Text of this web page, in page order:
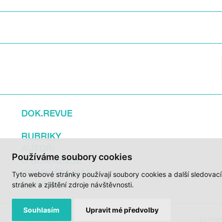
Používáme soubory cookies
Tyto webové stránky používají soubory cookies a další
stránek a zjištění zdroje návštěvnosti.
Souhlasím Upravit mé předvolby
DOK.REVUE
RUBRIKY
O DOK.REVUE
PODPOŘTE NÁS
KONTAKTY
© 2012 – 2026 DOC.DREAM